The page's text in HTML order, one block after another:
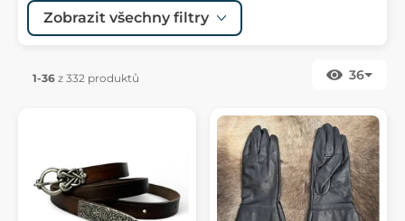
Zobrazit všechny filtry
1-36 z 332 produktů 36